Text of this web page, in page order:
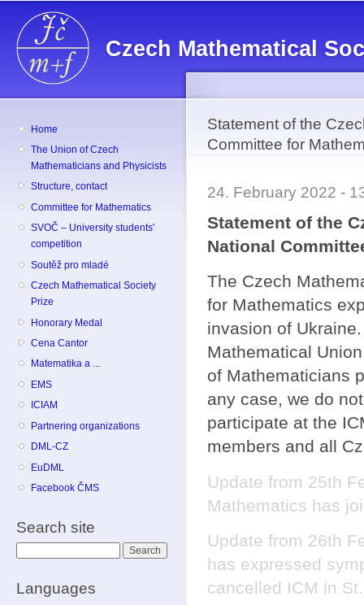
Czech Mathematical
Home
The Union of Czech
Mathematicians and Physicists
Structure, contact
Committee for Mathematics
SVOČ – University students'
competition
Soutěž pro mladé
Czech Mathematical Society
Prize
Honorary Medal
Cena Cantor
Matematika a ...
EMS
ICIAM
Partnering organizations
DML-CZ
EuDML
Facebook ČMS
Search site
Languages
Statement of the
Committee for
24. February 2022 -
Statement of the
National
The Czech
for Mathematics
invasion of
Mathematical
of Mathematicians
any case, we do
participate at the
members and all
Update from 25th
Mathematics has
Update from 26th
has expressed
cancelled ICM in